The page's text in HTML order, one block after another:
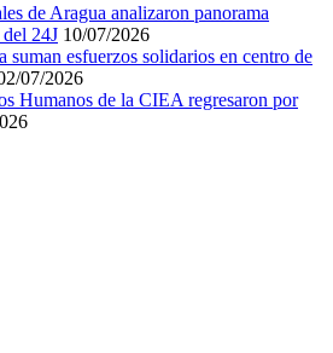
de Aragua analizaron panorama
24J 10/07/2026
suman esfuerzos solidarios en centro de
07/2026
Humanos de la CIEA regresaron por